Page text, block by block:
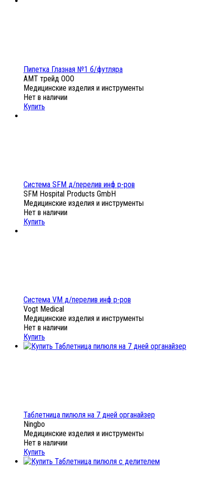
Пипетка Глазная №1 б/футляра
АМТ трейд ООО
Медицинские изделия и инструменты
Нет в наличии
Купить
Система SFM д/перелив инф р-ров
SFM Hospital Products GmbH
Медицинские изделия и инструменты
Нет в наличии
Купить
Система VM д/перелив инф р-ров
Vogt Medical
Медицинские изделия и инструменты
Нет в наличии
Купить
Таблетница пилюля на 7 дней органайзер
Ningbo
Медицинские изделия и инструменты
Нет в наличии
Купить